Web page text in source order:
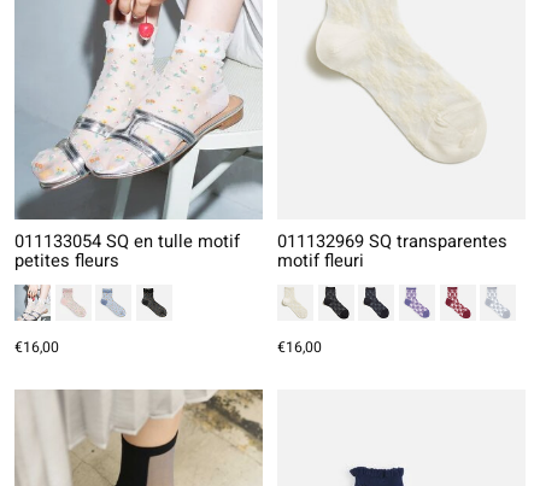
011133054 SQ en tulle motif
petites fleurs
€16,00
011132969 SQ transparentes
motif fleuri
€16,00